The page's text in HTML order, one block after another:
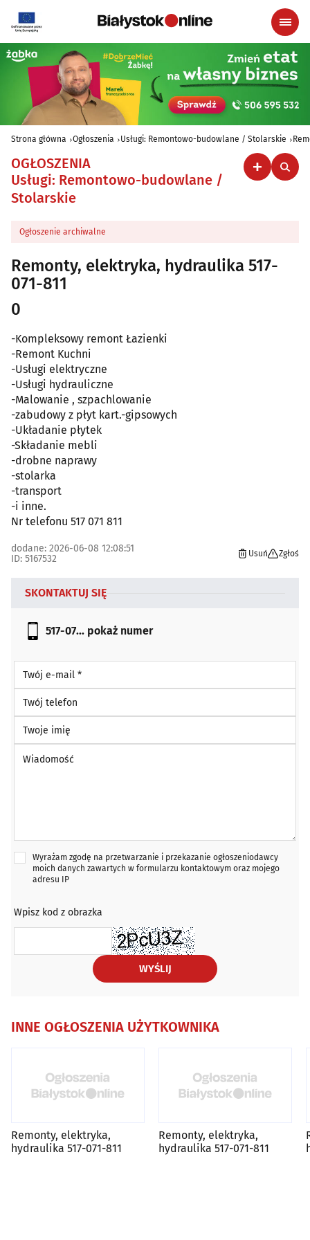
Strona główna Ogłoszenia Usługi: Remontowo-budowlane / Stolarskie
OGŁOSZENIA
Usługi: Remontowo-budowlane /
Stolarskie
Ogłoszenie archiwalne
Remonty, elektryka, hydraulika 517-
071-811
0
-Kompleksowy remont Łazienki
-Remont Kuchni
-Usługi elektryczne
-Usługi hydrauliczne
-Malowanie , szpachlowanie
-zabudowy z płyt kart.-gipsowych
-Układanie płytek
-Składanie mebli
-drobne naprawy
-stolarka
-transport
-i inne.
Nr telefonu 517 071 811
dodane: 2026-06-08 12:08:51
ID: 5167532
Usuń Zgłoś
SKONTAKTUJ SIĘ
517-07... pokaż numer
Twój e-mail *
Twój telefon
Twoje imię
Wyrażam zgodę na przetwarzanie i przekazanie ogłoszeniodawcy
moich danych zawartych w formularzu kontaktowym oraz mojego
adresu IP
Wpisz kod z obrazka
WYŚLIJ
INNE OGŁOSZENIA UŻYTKOWNIKA
Remonty, elektryka,
hydraulika 517-071-811
Remonty, elektryka,
hydraulika 517-071-811